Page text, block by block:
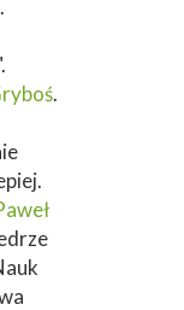
.
.